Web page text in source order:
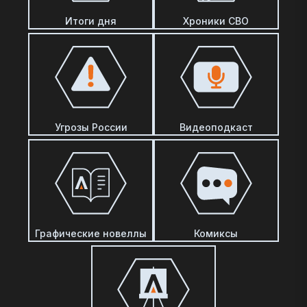
Итоги дня Хроники СВО
Угрозы России Видеоподкаст
Графические новеллы Комиксы